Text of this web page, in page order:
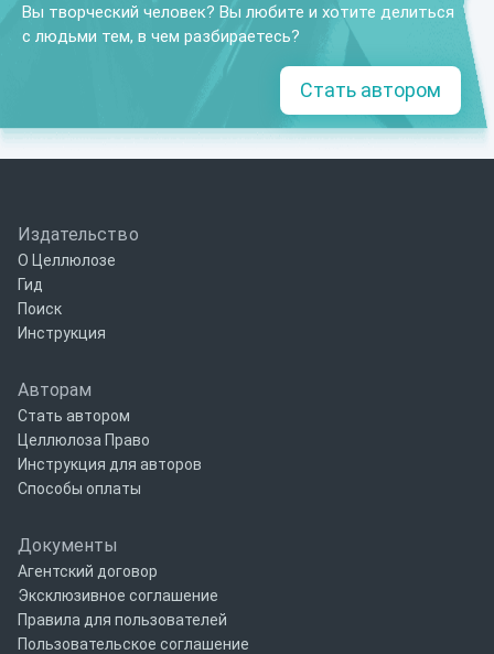
Вы творческий человек? Вы любите и хотите делиться
с людьми тем, в чем разбираетесь?
Стать автором
Издательство
О Целлюлозе
Гид
Поиск
Инструкция
Авторам
Стать автором
Целлюлоза Право
Инструкция для авторов
Способы оплаты
Документы
Агентский договор
Эксклюзивное соглашение
Правила для пользователей
Пользовательское соглашение